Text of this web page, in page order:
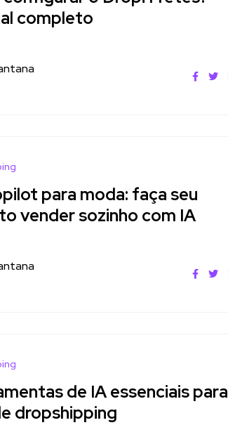
completo
para moda: faça seu
vender sozinho com IA
de IA essenciais para
dropshipping